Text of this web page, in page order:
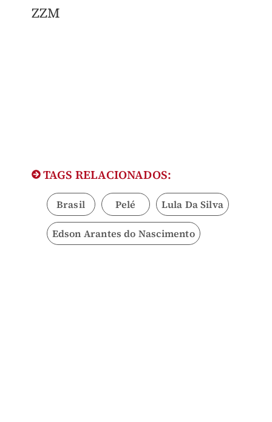
ZZM
TAGS RELACIONADOS:
Brasil Pelé Lula Da Silva
Edson Arantes do Nascimento